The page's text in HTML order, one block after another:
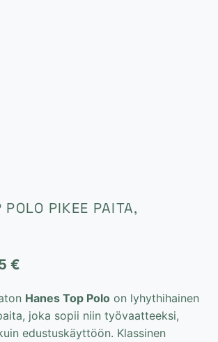
POLO PIKEE PAITA,
€.
€
on:
5,95 €.
Hanes Top Polo on lyhythihainen
joka sopii niin työvaatteeksi,
edustuskäyttöön. Klassinen